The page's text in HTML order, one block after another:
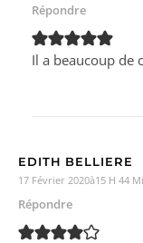
Répondre
Il a beaucoup de
EDITH BELLIERE
17 Février 2020à15 H 44
Répondre